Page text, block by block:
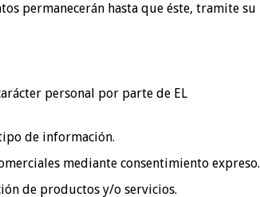
permanecerán hasta que éste, tramite su
personal por parte de EL
de información.
mediante consentimiento expreso.
de productos y/o servicios.